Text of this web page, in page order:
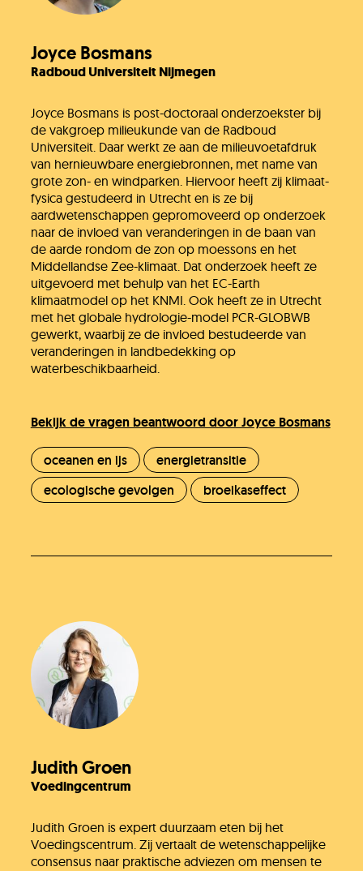
Joyce Bosmans
Radboud Universiteit Nijmegen
Joyce Bosmans is post-doctoraal onderzoekster bij
de vakgroep milieukunde van de Radboud
Universiteit. Daar werkt ze aan de milieuvoetafdruk
van hernieuwbare energiebronnen, met name van
grote zon- en windparken. Hiervoor heeft zij klimaat-
fysica gestudeerd in Utrecht en is ze bij
aardwetenschappen gepromoveerd op onderzoek
naar de invloed van veranderingen in de baan van
de aarde rondom de zon op moessons en het
Middellandse Zee-klimaat. Dat onderzoek heeft ze
uitgevoerd met behulp van het EC-Earth
klimaatmodel op het KNMI. ​Ook heeft ze in Utrecht
met het globale hydrologie-model PCR-GLOBWB
gewerkt, waarbij ze de invloed bestudeerde van
veranderingen in landbedekking op
waterbeschikbaarheid.
Bekijk de vragen beantwoord door Joyce Bosmans
oceanen en ijs
energietransitie
ecologische gevolgen
broeikaseffect
Judith Groen
Voedingcentrum
Judith Groen is expert duurzaam eten bij het
Voedingscentrum. Zij vertaalt de wetenschappelijke
consensus naar praktische adviezen om mensen te